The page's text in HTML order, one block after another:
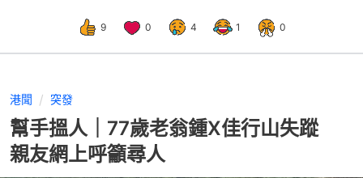
9 0 4 1 0
港聞 突發
幫手搵人｜77歲老翁鍾X佳行山失蹤
親友網上呼籲尋人